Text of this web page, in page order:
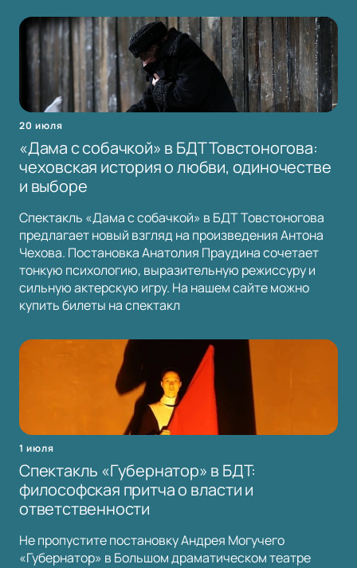
20 июля
«Дама с собачкой» в БДТ Товстоногова:
чеховская история о любви, одиночестве
и выборе
Спектакль «Дама с собачкой» в БДТ Товстоногова
предлагает новый взгляд на произведения Антона
Чехова. Постановка Анатолия Праудина сочетает
тонкую психологию, выразительную режиссуру и
сильную актерскую игру. На нашем сайте можно
купить билеты на спектакл
1 июля
Спектакль «Губернатор» в БДТ:
философская притча о власти и
ответственности
Не пропустите постановку Андрея Могучего
«Губернатор» в Большом драматическом театре